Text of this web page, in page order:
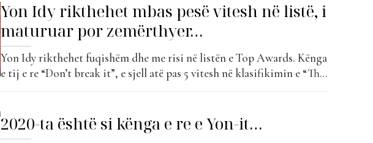
Yon Idy rikthehet mbas pesë vitesh në listë, i
maturuar por zemërthyer…
Yon Idy rikthehet fuqishëm dhe me risi në listën e Top Awards. Kënga
e tij e re “Don’t break it”, e sjell atë pas 5 vitesh në klasifikimin e “The
2020-ta është si kënga e re e Yon-it…